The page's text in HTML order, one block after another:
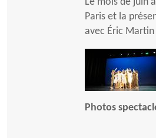
Le mois de juin
Paris et la
avec Éric
Photos